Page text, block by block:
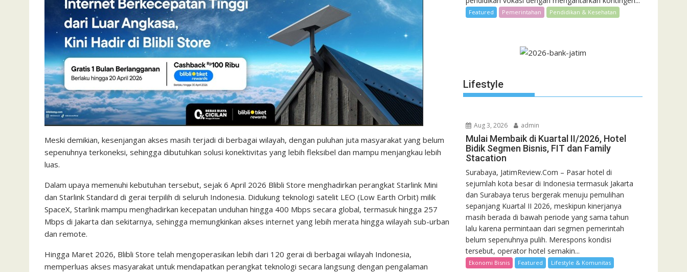
Meski demikian, kesenjangan akses masih terjadi di berbagai wilayah, dengan puluhan juta masyarakat yang belum
sepenuhnya terkoneksi, sehingga dibutuhkan solusi konektivitas yang lebih fleksibel dan mampu menjangkau lebih
luas.
Dalam upaya memenuhi kebutuhan tersebut, sejak 6 April 2026 Blibli Store menghadirkan perangkat Starlink Mini
dan Starlink Standard di gerai terpilih di seluruh Indonesia. Didukung teknologi satelit LEO (Low Earth Orbit) milik
SpaceX, Starlink mampu menghadirkan kecepatan unduhan hingga 400 Mbps secara global, termasuk hingga 257
Mbps di Jakarta dan sekitarnya, sehingga memungkinkan akses internet yang lebih merata hingga wilayah sub-urban
dan remote.
Hingga Maret 2026, Blibli Store telah mengoperasikan lebih dari 120 gerai di berbagai wilayah Indonesia,
memperluas akses masyarakat untuk mendapatkan perangkat teknologi secara langsung dengan pengalaman
Featured Pemerintahan Pendidikan & Kesehatan
Lifestyle
Aug 3, 2026 admin
Mulai Membaik di Kuartal II/2026, Hotel
Bidik Segmen Bisnis, FIT dan Family
Stacation
Surabaya, JatimReview.Com – Pasar hotel di
sejumlah kota besar di Indonesia termasuk Jakarta
dan Surabaya terus bergerak menuju pemulihan
sepanjang Kuartal II 2026, meskipun kinerjanya
masih berada di bawah periode yang sama tahun
lalu karena permintaan dari segmen pemerintah
belum sepenuhnya pulih. Merespons kondisi
tersebut, operator hotel semakin...
Ekonomi Bisnis Featured Lifestyle & Komunitas